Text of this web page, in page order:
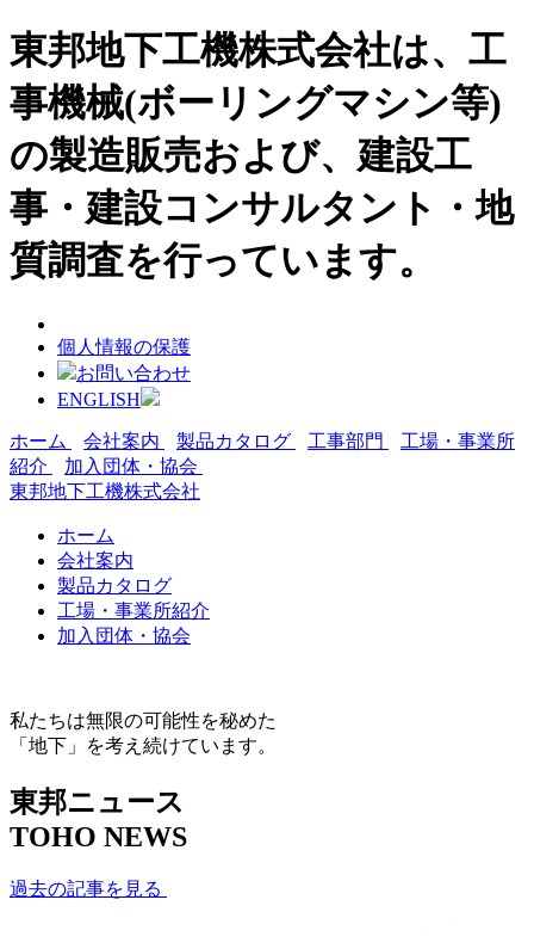
東邦地下工機株式会社は、工
事機械(ボーリングマシン等)
の製造販売および、建設工
事・建設コンサルタント・地
質調査を行っています。
個人情報の保護
お問い合わせ
ENGLISH
ホーム 会社案内 製品カタログ 工事部門
工場・事業所
紹介
加入団体・協会
東邦地下工機株式会社
ホーム
会社案内
製品カタログ
工場・事業所紹介
加入団体・協会
私たちは無限の可能性を秘めた
「地下」を考え続けています。
東邦ニュース
TOHO NEWS
過去の記事を見る